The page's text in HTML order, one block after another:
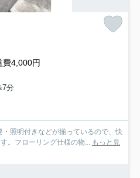
費4,000円
7分
照明付きなどが揃っているので、快
。フローリング仕様の物... もっと見